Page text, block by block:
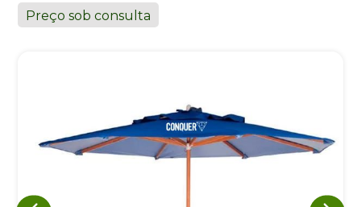
Preço sob consulta
Eu concordo em receber comunicações.
A nossa empresa está comprometida a proteger e respeitar
sua privacidade, utilizaremos seus dados apenas para fins